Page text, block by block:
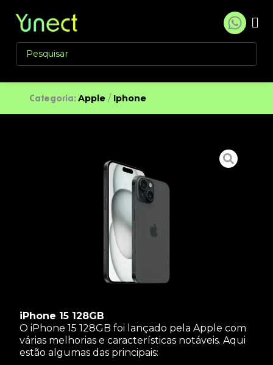
Categoria: Apple / Iphone
iPhone 15 128GB
O iPhone 15 128GB foi lançado pela Apple com
várias melhorias e características notáveis. Aqui
estão algumas das principais: